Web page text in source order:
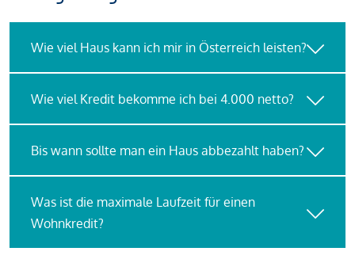
Wie viel Haus kann ich mir in Österreich leisten?
Wie viel Kredit bekomme ich bei 4.000 netto?
Bis wann sollte man ein Haus abbezahlt haben?
Was ist die maximale Laufzeit für einen
Wohnkredit?